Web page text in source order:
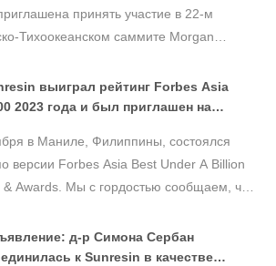
принять участие в 22-м
Тихоокеанском саммите Morgan
Этот саммит является ключевой
для институциональных
выиграл рейтинг Forbes Asia
2023 года и был приглашен на
в Маниле, Филиппины, состоялся
версии Forbes Asia Best Under A Billion
& Awards. Мы с гордостью сообщаем, что
на церемонию награждения и
эту награду во второй раз с 2020 года.
д-р Симона Сербан
к Sunresin в качестве